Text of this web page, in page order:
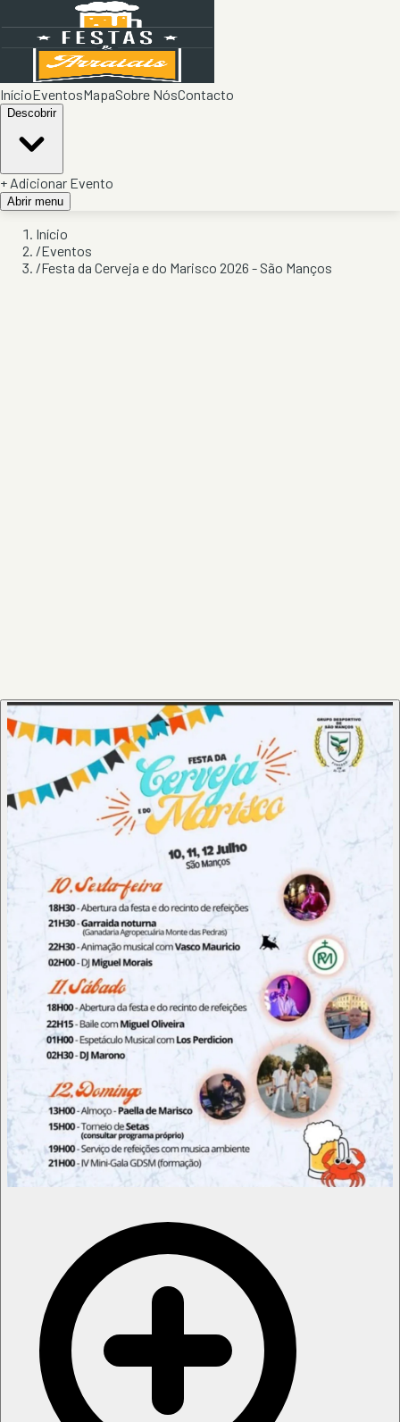
InícioEventosMapaSobre NósContacto
Descobrir
+ Adicionar Evento
Abrir menu
Início
/Eventos
/Festa da Cerveja e do Marisco 2026 - São Manços